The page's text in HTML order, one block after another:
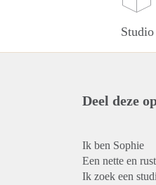
Studio
Deel deze
Ik ben Sophie
Een nette en
Ik zoek een